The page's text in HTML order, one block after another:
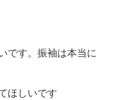
です。振袖は本当に
ほしいです